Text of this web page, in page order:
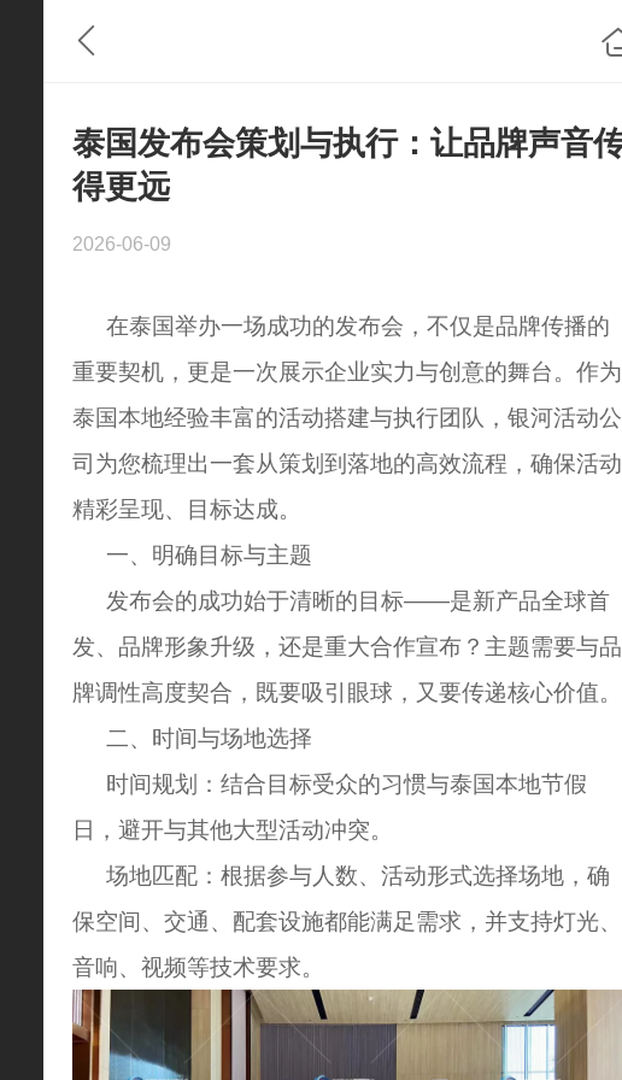
泰国发布会策划与执行：让品牌声音
得更远
2026-06-09
在泰国举办一场成功的发布会，不仅是品牌传播的
重要契机，更是一次展示企业实力与创意的舞台。作为
泰国本地经验丰富的活动搭建与执行团队，银河活动公
司为您梳理出一套从策划到落地的高效流程，确保活动
精彩呈现、目标达成。
一、明确目标与主题
发布会的成功始于清晰的目标——是新产品全球首
发、品牌形象升级，还是重大合作宣布？主题需要与品
牌调性高度契合，既要吸引眼球，又要传递核心价值。
二、时间与场地选择
时间规划：结合目标受众的习惯与泰国本地节假
日，避开与其他大型活动冲突。
场地匹配：根据参与人数、活动形式选择场地，确
保空间、交通、配套设施都能满足需求，并支持灯光、
音响、视频等技术要求。